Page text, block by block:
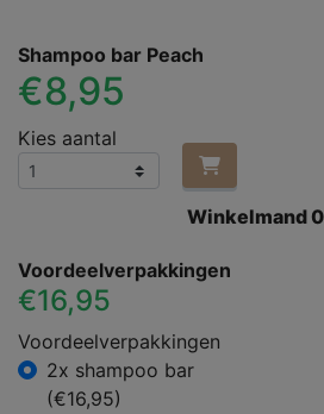
Shampoo bar Peach
€8,95
Kies aantal
Winkelmand 0
Voordeelverpakkingen
€16,95
Voordeelverpakkingen
2x shampoo bar
(€16,95)